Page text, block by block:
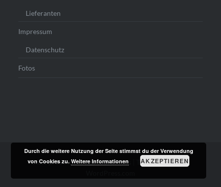
Lieferanten
Impressum
Datenschutz
Fotos
Stolz präsentiert von WordPress
Theme: Dyad von
Durch die weitere Nutzung der Seite stimmst du der Verwendung
von Cookies zu.Weitere Informationen AKZEPTIEREN